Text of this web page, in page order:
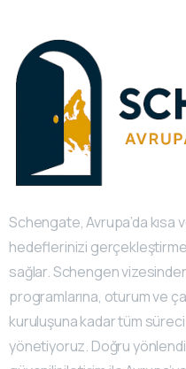
Schengate, Avrupa’da kısa
hedeflerinizi
sağlar. Schengen
programlarına, oturum ve
kuruluşuna kadar tüm
yönetiyoruz. Doğru